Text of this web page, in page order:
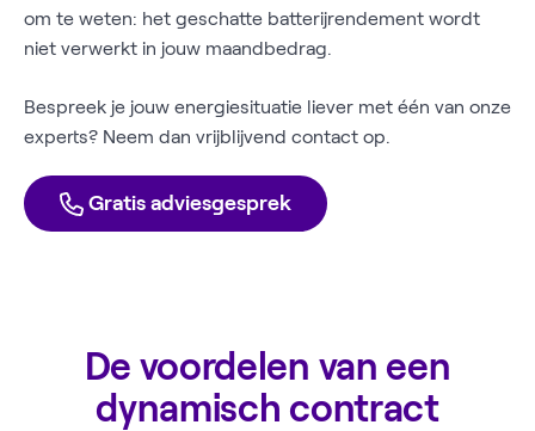
om te weten: het geschatte batterijrendement wordt
niet verwerkt in jouw maandbedrag.
Bespreek je jouw energiesituatie liever met één van onze
experts? Neem dan vrijblijvend contact op.
Gratis adviesgesprek
De voordelen van een
dynamisch contract